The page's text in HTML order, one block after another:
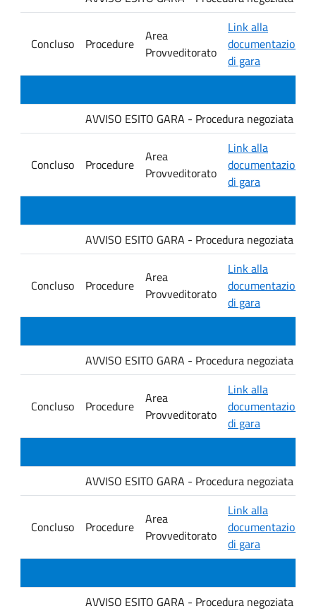
Concluso Procedure
Area
Provveditorato
Link alla
documentazione
di gara
AVVISO ESITO GARA - Procedura negoziata
Concluso Procedure
Area
Provveditorato
Link alla
documentazione
di gara
AVVISO ESITO GARA - Procedura negoziata
Concluso Procedure
Area
Provveditorato
Link alla
documentazione
di gara
AVVISO ESITO GARA - Procedura negoziata
Concluso Procedure
Area
Provveditorato
Link alla
documentazione
di gara
AVVISO ESITO GARA - Procedura negoziata
Concluso Procedure
Area
Provveditorato
Link alla
documentazione
di gara
AVVISO ESITO GARA - Procedura negoziata